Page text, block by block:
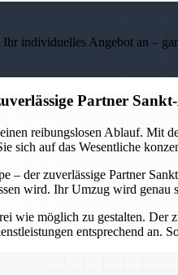
individuelles Angebot an –
Partner
reibungslosen Ablauf. Mit
sich auf das Wesentliche
– der zuverlässige Partner
wird. Ihr Umzug wird genau
wie möglich zu gestalten.
entsprechend